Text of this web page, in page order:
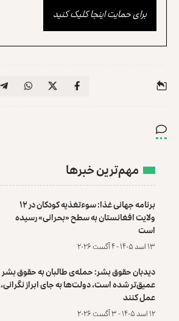
برای حمایت اینجا کلیک کنید
مهم‌ترین خبرها
برنامه جهانی غذا: سوءتغذیه کودکان در ۱۲
ولایت افغانستان به سطح «بحرانی» رسیده
است
۱۳ اسد ۱۴۰۵ - ۴ آگست ۲۰۲۶
دیدبان حقوق بشر: حمله‌ی طالبان به حقوق بشر
عمیق‌تر شده است، دولت‌ها به جای ابراز نگرانی،
عمل کنند
۱۲ اسد ۱۴۰۵ - ۳ آگست ۲۰۲۶